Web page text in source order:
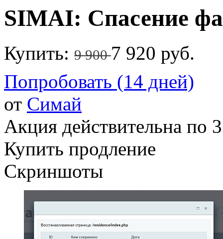
SIMAI: Спасение
Купить: 9 9007 920 руб.
Попробовать (14 дней)
от Симай
Акция действительна по
Купить продление
Скриншоты